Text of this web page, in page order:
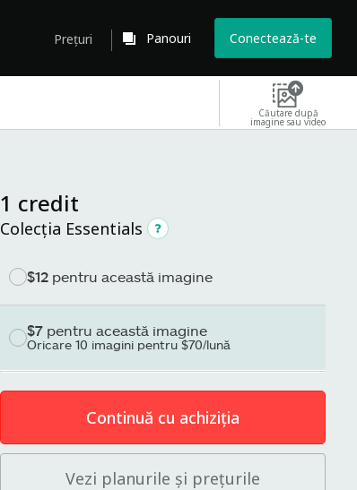
Prețuri Panouri Conectează-te
Căutare după
imagine sau video
1 credit
Colecția Essentials
$12 pentru această imagine
$7 pentru această imagine
Oricare 10 imagini pentru $70/lună
Continuă cu achiziția
Vezi planurile și prețurile